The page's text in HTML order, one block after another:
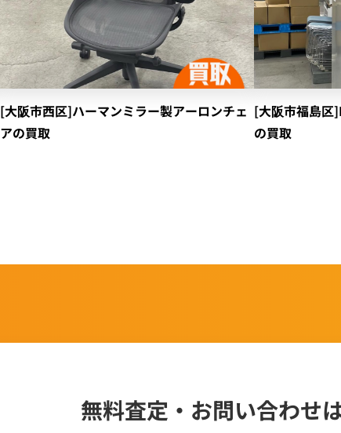
[大阪市西区]ハーマンミラー製アーロンチェ
アの買取
[大阪市福島区
の買取
無料査定・お問い合わせ